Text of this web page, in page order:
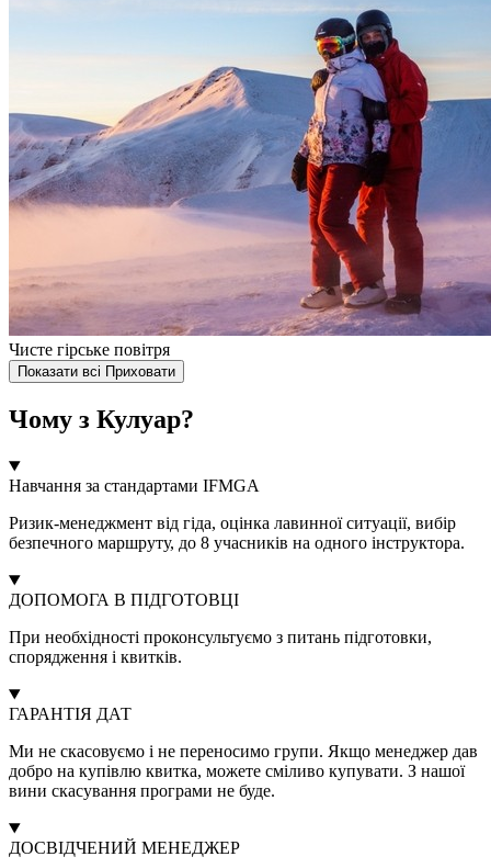
Чисте гірське повітря
Показати всі Приховати
Чому з Кулуар?
Навчання за стандартами IFMGA
Ризик-менеджмент від гіда, оцінка лавинної ситуації, вибір
безпечного маршруту, до 8 учасників на одного інструктора.
ДОПОМОГА В ПІДГОТОВЦІ
При необхідності проконсультуємо з питань підготовки,
спорядження і квитків.
ГАРАНТІЯ ДАТ
Ми не скасовуємо і не переносимо групи. Якщо менеджер дав
добро на купівлю квитка, можете сміливо купувати. З нашої
вини скасування програми не буде.
ДОСВІДЧЕНИЙ МЕНЕДЖЕР